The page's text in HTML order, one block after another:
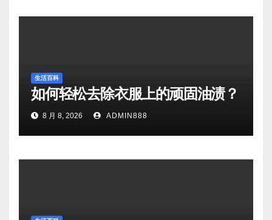
生活百科
如何轻松去除衣服上的顽固油渍？
8 月 8, 2026 ADMIN888